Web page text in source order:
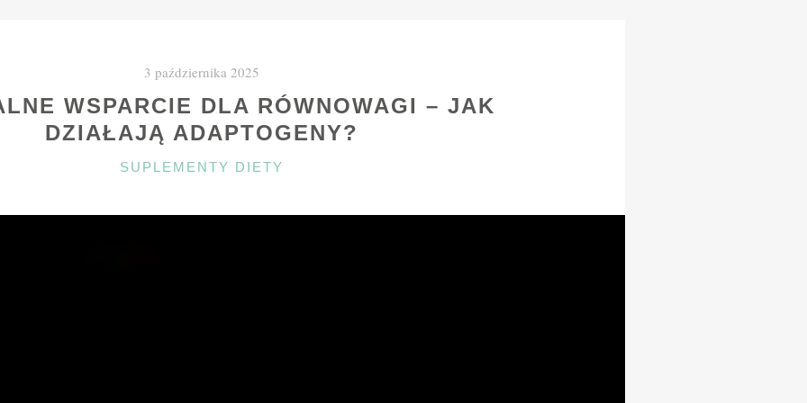
3 października 2025
WSPARCIE DLA RÓWNOWAGI – JAK
DZIAŁAJĄ ADAPTOGENY?
KATEGORIE
SUPLEMENTY DIETY